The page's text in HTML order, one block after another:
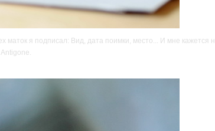
я подписал: Вид, дата поимки, место... И мне кажется